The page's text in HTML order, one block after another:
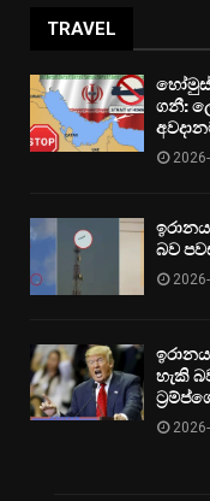
TRAVEL
හෝමුස්
ගනී:
බව
හැකි